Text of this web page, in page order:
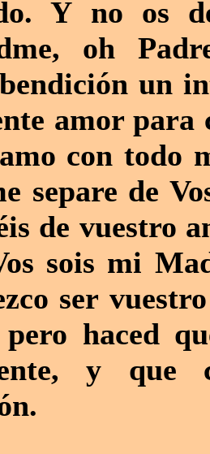
Y no os
oh
un
amor para
con todo
separe de
de vuestro
sois mi
ser
pero haced
y que